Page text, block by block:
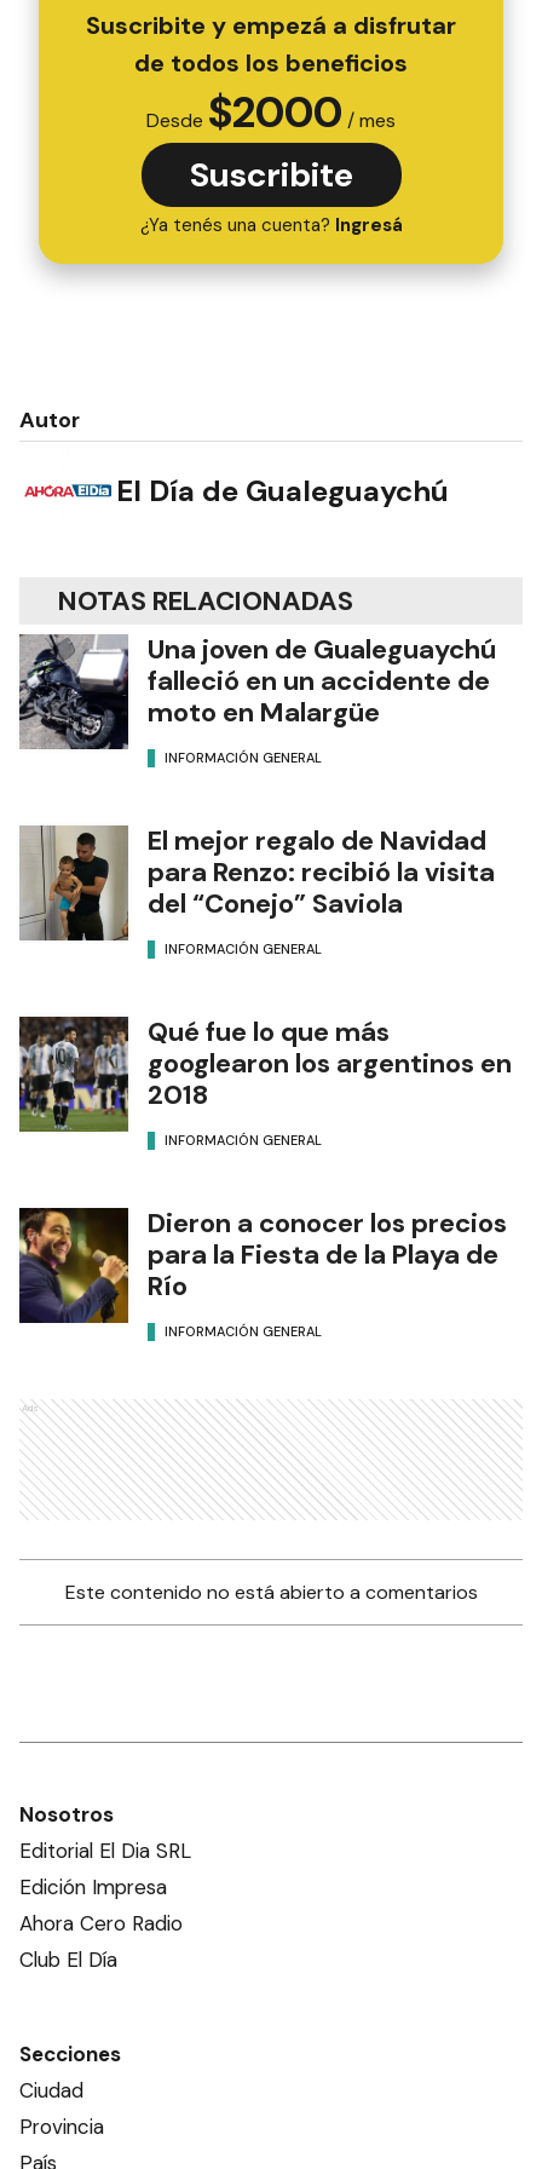
Suscribite y empezá a disfrutar
de todos los beneficios
Desde $2000 / mes
Suscribite
¿Ya tenés una cuenta? Ingresá
Autor
El Día de Gualeguaychú
NOTAS RELACIONADAS
Una joven de Gualeguaychú
falleció en un accidente de
moto en Malargüe
INFORMACIÓN GENERAL
El mejor regalo de Navidad
para Renzo: recibió la visita
del “Conejo” Saviola
INFORMACIÓN GENERAL
Qué fue lo que más
googlearon los argentinos en
2018
INFORMACIÓN GENERAL
Dieron a conocer los precios
para la Fiesta de la Playa de
Río
INFORMACIÓN GENERAL
Ads
Este contenido no está abierto a comentarios
Nosotros
Editorial El Dia SRL
Edición Impresa
Ahora Cero Radio
Club El Día
Secciones
Ciudad
Provincia
País